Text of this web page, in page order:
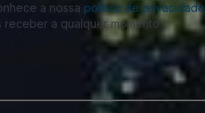
a nossa política de privacidade
a qualquer momento.